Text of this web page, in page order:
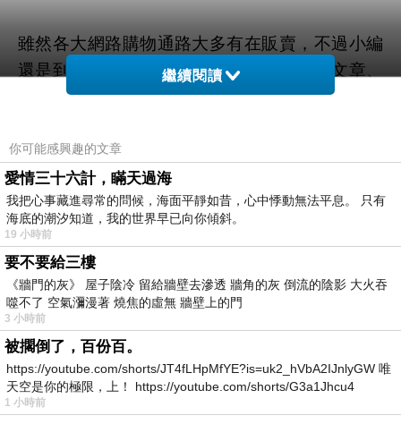
雖然各大網路購物通路大多有在販賣，不過小編
還是到奇摩和google搜尋查看一些評價、文章、
YOUTUBE、直播、開箱文 等相關訊息後。
幫您整理出來在
有需要的網友們可以點擊下面按鈕即可獲得最新
的優惠折扣喔！
=>點此取得優惠<=
繼續閱讀
你可能感興趣的文章
愛情三十六計，瞞天過海
我把心事藏進尋常的問候，海面平靜如昔，心中悸動無法平息。 只有
海底的潮汐知道，我的世界早已向你傾斜。
19 小時前
要不要給三樓
《牆門的灰》 屋子陰冷 留給牆壁去滲透 牆角的灰 倒流的陰影 大火吞
噬不了 空氣瀰漫著 燒焦的虛無 牆壁上的門
3 小時前
被擱倒了，百份百。
https://youtube.com/shorts/JT4fLHpMfYE?is=uk2_hVbA2IJnlyGW 唯
天空是你的極限，上！ https://youtube.com/shorts/G3a1Jhcu4
1 小時前